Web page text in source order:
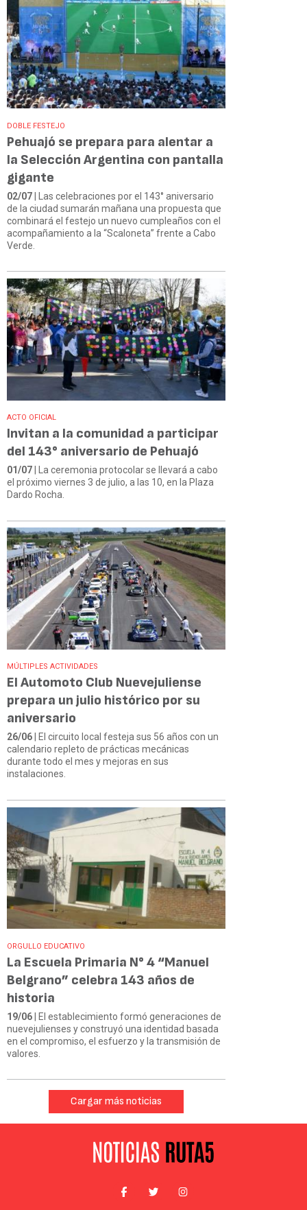
DOBLE FESTEJO
Pehuajó se prepara para alentar a
la Selección Argentina con pantalla
gigante
02/07| Las celebraciones por el 143° aniversario
de la ciudad sumarán mañana una propuesta que
combinará el festejo un nuevo cumpleaños con el
acompañamiento a la “Scaloneta” frente a Cabo
Verde.
ACTO OFICIAL
Invitan a la comunidad a participar
del 143° aniversario de Pehuajó
01/07 | La ceremonia protocolar se llevará a cabo
el próximo viernes 3 de julio, a las 10, en la Plaza
Dardo Rocha.
MÚLTIPLES ACTIVIDADES
El Automoto Club Nuevejuliense
prepara un julio histórico por su
aniversario
26/06 | El circuito local festeja sus 56 años con un
calendario repleto de prácticas mecánicas
durante todo el mes y mejoras en sus
instalaciones.
ORGULLO EDUCATIVO
La Escuela Primaria N° 4 “Manuel
Belgrano” celebra 143 años de
historia
19/06 | El establecimiento formó generaciones de
nuevejulienses y construyó una identidad basada
en el compromiso, el esfuerzo y la transmisión de
valores.
Cargar más noticias